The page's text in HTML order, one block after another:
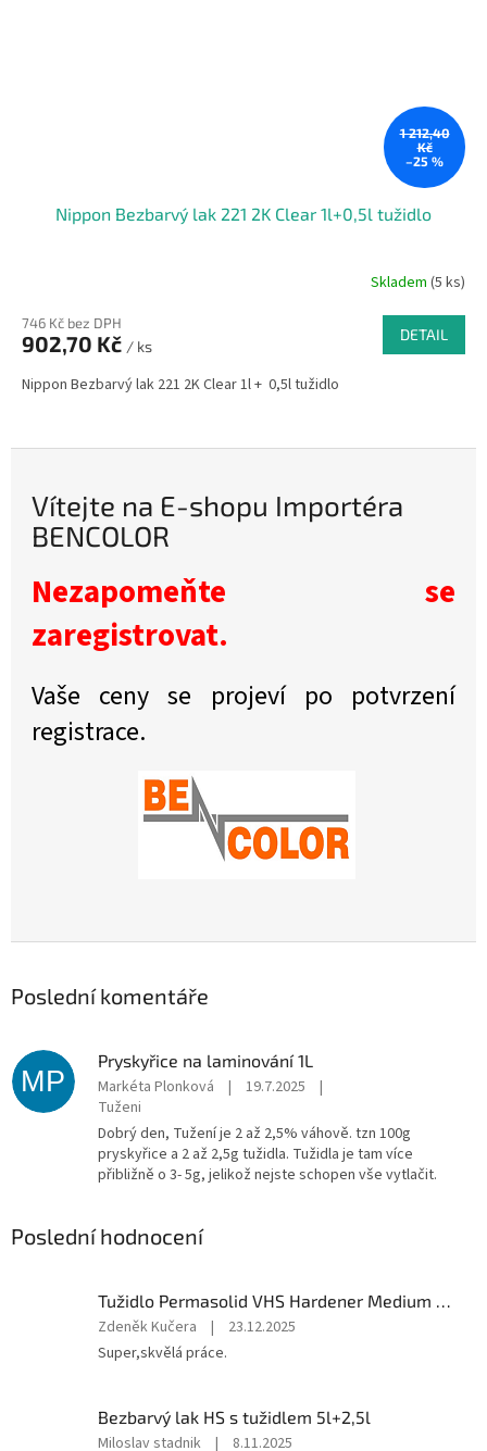
1 212,40
Kč
–25 %
Nippon Bezbarvý lak 221 2K Clear 1l+0,5l tužidlo
Skladem (5 ks)
746 Kč bez DPH
902,70 Kč / ks
DETAIL
Nippon Bezbarvý lak 221 2K Clear 1l + 0,5l tužidlo
Vítejte na E-shopu Importéra
BENCOLOR
Nezapomeňte se
zaregistrovat.
Vaše ceny se projeví po potvrzení
registrace.
Poslední komentáře
MP
Pryskyřice na laminování 1L
Markéta Plonková | 19.7.2025
|
Tuženi
Dobrý den, Tužení je 2 až 2,5% váhově. tzn 100g
pryskyřice a 2 až 2,5g tužidla. Tužidla je tam více
přibližně o 3- 5g, jelikož nejste schopen vše vytlačit.
Poslední hodnocení
Tužidlo Permasolid VHS Hardener Medium 1l střední
Hodnocení
produktu
z
5
Zdeněk Kučera |
23.12.2025
Super,skvělá práce.
Bezbarvý lak HS s tužidlem 5l+2,5l
Hodnocení
Miloslav stadnik |
8.11.2025